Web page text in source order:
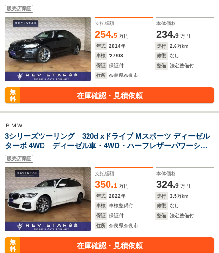
Bluteooth・USB・DVD・CD・ETC・HIDライト・2本出マフ
ラー・バックカメラ・コーナーセンサー
販売店保証
支払総額
254.5 万円
本体価格
234.9 万円
年式
2014年 走行 2.6万km
車検
'27/03 修復
なし
保証
保証付 整備
法定整備付
住所
奈良県奈良市
無
料
在庫確認・見積依頼
ＢＭＷ
3シリーズツーリング 320d xドライブ Mスポーツ ディーゼル
ターボ 4WD ディーゼル車・4WD・ハーフレザーパワーシー
トヒーター・追突軽減車・アダクティブクルーズコントロー
ル・ブライドスポット・後退アシスト・ナビ・カープレイ対
応・Bluetooth・USB・ハイビームアシスト
販売店保証
支払総額
350.1 万円
本体価格
324.9 万円
年式
2022年 走行 3.5万km
車検
車検整備付 修復
なし
保証
保証付 整備
法定整備付
住所
奈良県奈良市
無
料
在庫確認・見積依頼